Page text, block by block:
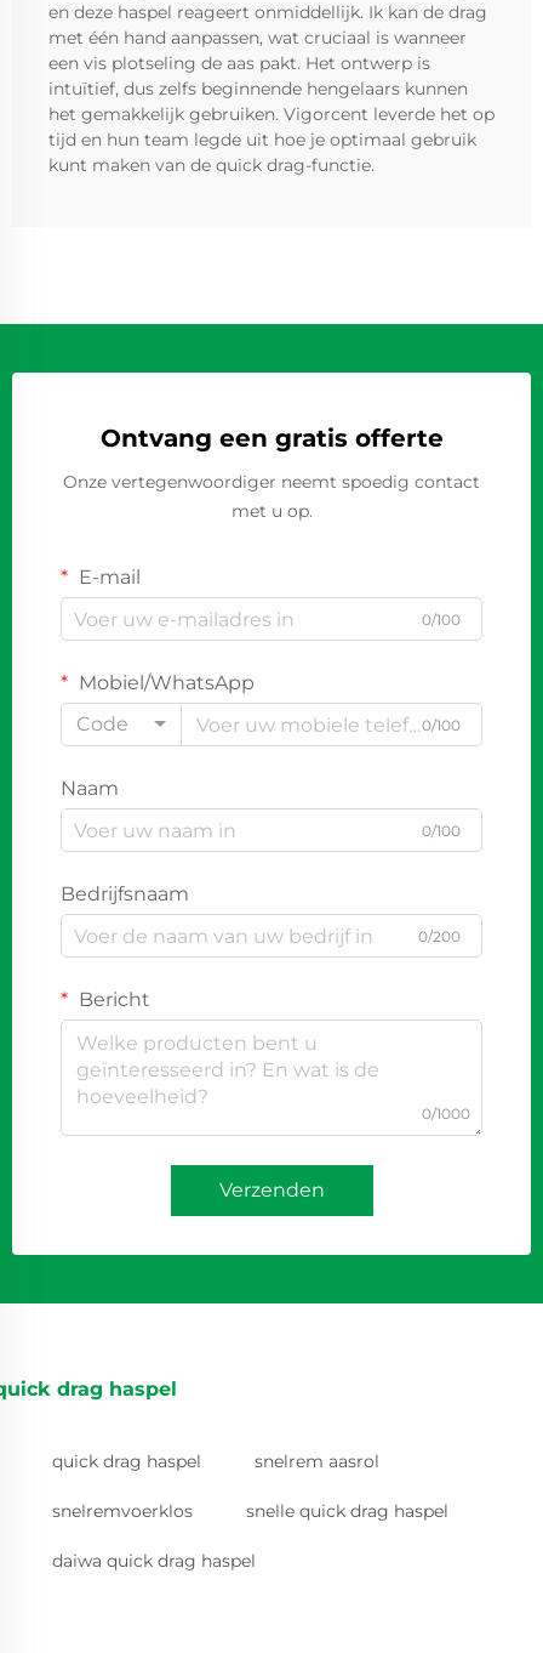
en deze haspel reageert onmiddellijk. Ik kan de drag
met één hand aanpassen, wat cruciaal is wanneer
een vis plotseling de aas pakt. Het ontwerp is
intuïtief, dus zelfs beginnende hengelaars kunnen
het gemakkelijk gebruiken. Vigorcent leverde het op
tijd en hun team legde uit hoe je optimaal gebruik
kunt maken van de quick drag-functie.
Ontvang een gratis offerte
Onze vertegenwoordiger neemt spoedig contact
met u op.
E-mail
0/100
Mobiel/WhatsApp
Code
0/100
Naam
0/100
Bedrijfsnaam
0/200
Bericht
0/1000
Verzenden
drag haspel
quick drag haspel snelrem aasrol
snelremvoerklos snelle quick drag haspel
daiwa quick drag haspel